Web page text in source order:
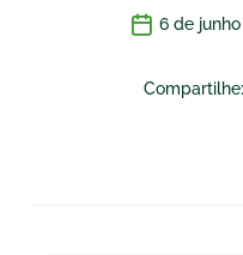
6 de
Compartilhe: